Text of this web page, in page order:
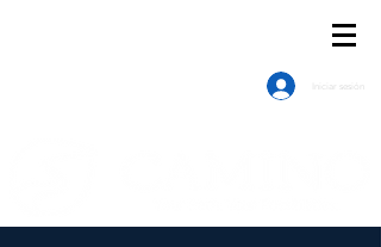
Iniciar sesión